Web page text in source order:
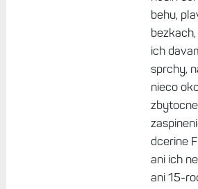
clovek
stale
vahy
a utle
navyse
stranu,
zada ;).
hodin